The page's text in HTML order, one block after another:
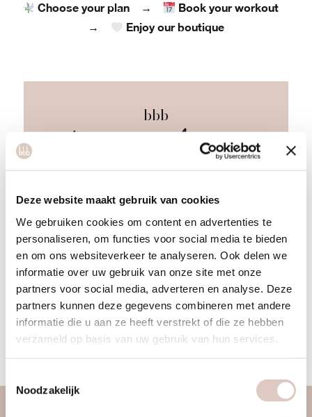
Deze website maakt gebruik van cookies
We gebruiken cookies om content en advertenties te
personaliseren, om functies voor social media te bieden
en om ons websiteverkeer te analyseren. Ook delen we
informatie over uw gebruik van onze site met onze
partners voor social media, adverteren en analyse. Deze
partners kunnen deze gegevens combineren met andere
informatie die u aan ze heeft verstrekt of die ze hebben
verzameld op basis van uw gebruik van hun services.
Noodzakelijk
Choose your plan → Book your workout
→ Enjoy our boutique
bbb
Intro classes
Book your first workout! Choose a single
1 session
17.50
2 sessions
32.50
3 sessions
45
START NOW